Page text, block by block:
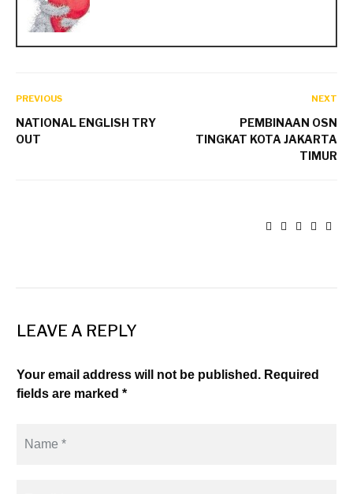
PREVIOUS
NATIONAL ENGLISH TRY
OUT
NEXT
PEMBINAAN OSN
TINGKAT KOTA JAKARTA
TIMUR
LEAVE A REPLY
Your email address will not be published. Required
fields are marked *